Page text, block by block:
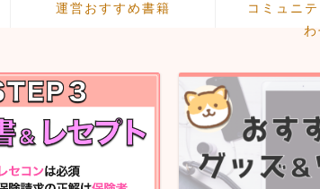
運営おすすめ書籍
コミュニ